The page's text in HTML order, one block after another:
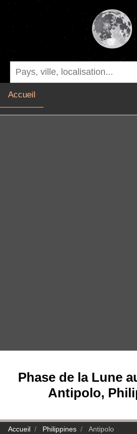
Accueil
Phase de la Lune
Antipolo,
Accueil Philippines Antipolo